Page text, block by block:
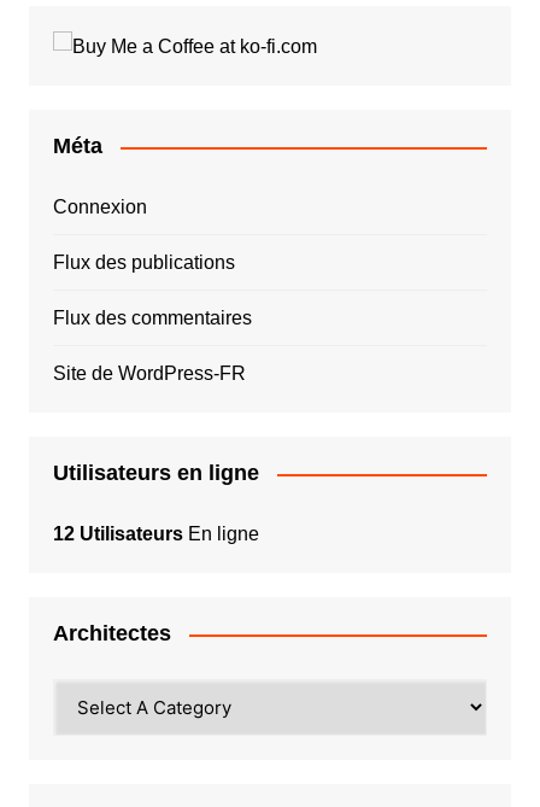
Méta
Connexion
Flux des publications
Flux des commentaires
Site de WordPress-FR
Utilisateurs en ligne
12 UtilisateursEn ligne
Architectes